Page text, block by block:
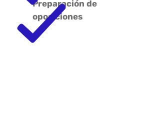
Preparación de
oposiciones